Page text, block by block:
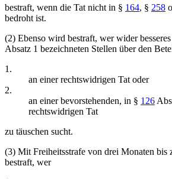
bestraft, wenn die Tat nicht in § 164, § 258
bedroht ist.
(2) Ebenso wird bestraft, wer wider
Absatz 1 bezeichneten Stellen über den
1.
an einer rechtswidrigen Tat oder
2.
an einer bevorstehenden, in § 126
rechtswidrigen Tat
zu täuschen sucht.
(3) Mit Freiheitsstrafe von drei Monaten bis
bestraft, wer